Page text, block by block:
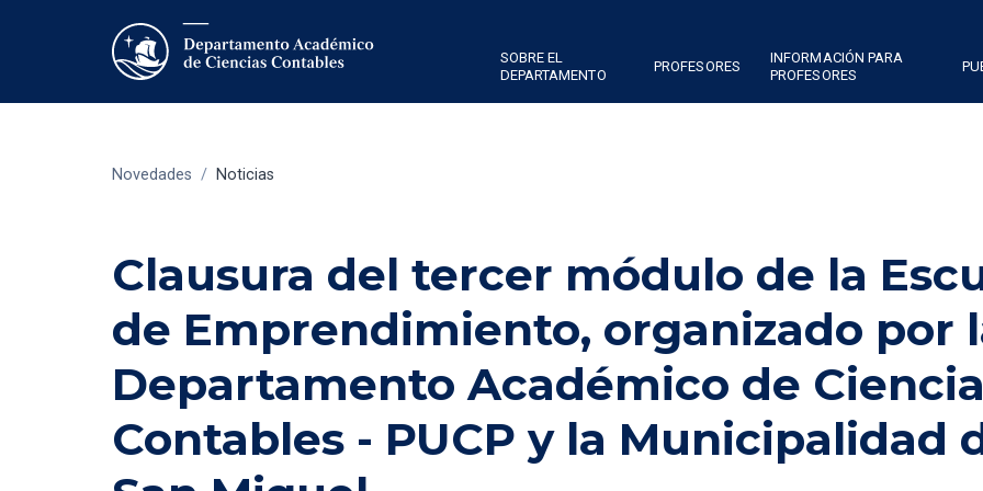
SOBRE EL
DEPARTAMENTO
PROFESORES
INFORMACIÓN PARA
PROFESORES
Novedades / Noticias
Clausura del tercer módulo de la
de Emprendimiento, organizado por
Departamento Académico de
Contables - PUCP y la Municipalidad